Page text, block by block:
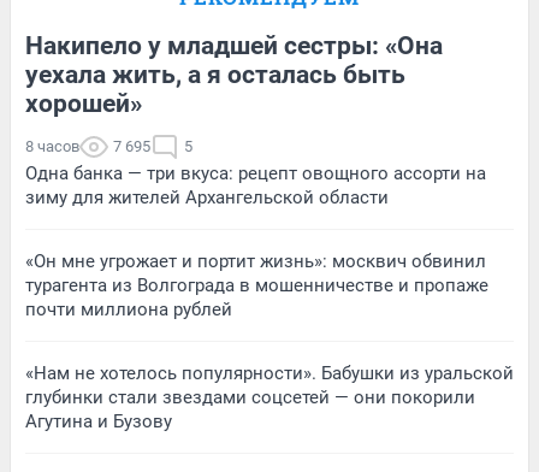
Накипело у младшей сестры: «Она
уехала жить, а я осталась быть
хорошей»
8 часов 7 695 5
Одна банка — три вкуса: рецепт овощного ассорти на
зиму для жителей Архангельской области
«Он мне угрожает и портит жизнь»: москвич обвинил
турагента из Волгограда в мошенничестве и пропаже
почти миллиона рублей
«Нам не хотелось популярности». Бабушки из уральской
глубинки стали звездами соцсетей — они покорили
Агутина и Бузову